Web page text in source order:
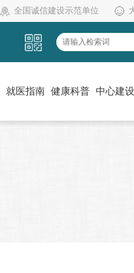
全国诚信建设示范单位
就医指南 健康科普 中心建设